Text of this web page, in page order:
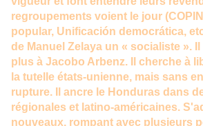
regroupements voient le jour
popular, Unificación democrática,
de Manuel Zelaya un « socialiste ».
plus à Jacobo Arbenz. Il cherche à
la tutelle états-unienne, mais sans
rupture. Il ancre le Honduras dans
régionales et latino-américaines.
nouveaux, rompant avec plusieurs